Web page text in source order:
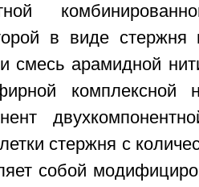
в виде стержня
смесь арамидной
стержня с
собой